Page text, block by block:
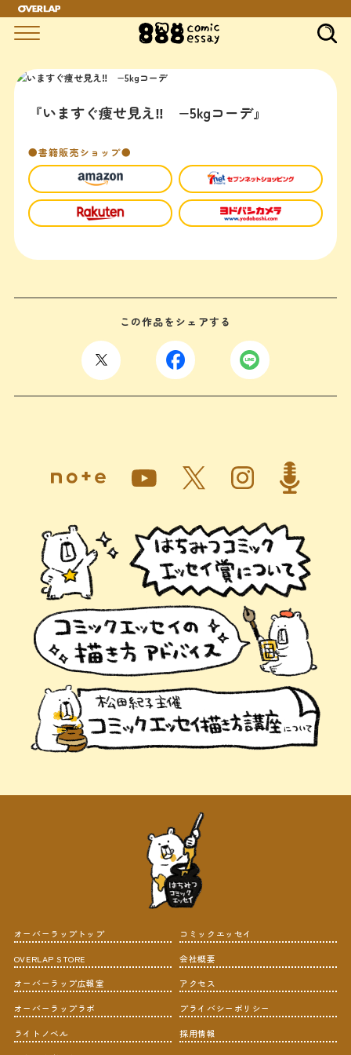
『いますぐ痩せ見え‼︎ −5kgコーデ』
●書籍販売ショップ●
この作品をシェアする
オーバーラップトップ
OVERLAP STORE
オーバーラップ広報室
オーバーラップラボ
ライトノベル
コミックエッセイ
会社概要
アクセス
プライバシーポリシー
採用情報